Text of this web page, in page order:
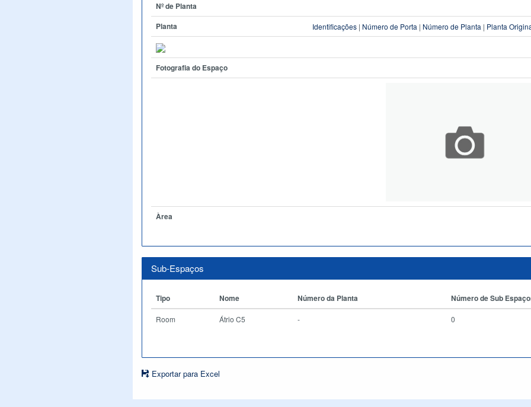
Nº de Planta
Planta
Identificações | Número de Porta | Número de Planta | Planta
Fotografia do Espaço
Àrea
Sub-Espaços
Tipo Nome Número da Planta Número de Sub
Room Átrio C5 - 0
Exportar para Excel